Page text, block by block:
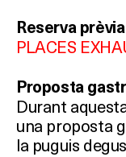
Reserva
PLACES
Proposta
Durant
una proposta
la puguis